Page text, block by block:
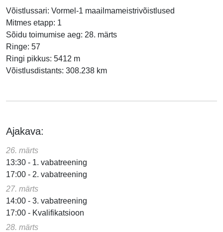
Võistlussari: Vormel-1 maailmameistrivõistlused
Mitmes etapp: 1
Sõidu toimumise aeg: 28. märts
Ringe: 57
Ringi pikkus: 5412 m
Võistlusdistants: 308.238 km
Ajakava:
26. märts
13:30 - 1. vabatreening
17:00 - 2. vabatreening
27. märts
14:00 - 3. vabatreening
17:00 - Kvalifikatsioon
28. märts